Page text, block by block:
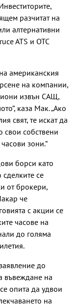
разчитат на
алтернативни
ATS и OTC
американския
на компании,
извън САЩ,
каза Мак. „Ако
свят, те искат да
свои собствени
зони.“
борси като
сделките се
от брокери,
че
с акции се
часове на
до голяма
до
въвеждане на
опита да удвои
на